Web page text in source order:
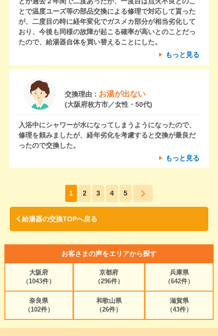
とで温度ユーズ等の部品交換による修理で対応して貰った
が、二度目の時に経年変化でガスメカ部分が相当劣化して
おり、今後も同様の故障が起こる確率が高いとのことだっ
たので、給湯器自体を買い替えることにした。
もっと見る
交換理由： お湯が出ない
(大阪府枚方市／女性・50代)
入浴中にシャワーが水になってしまうようになったので、
修理を頼みましたが、経年劣化を考慮すると交換が最良だ
ったので交換した。
もっと見る
1 2 3 4 5
給湯器の交換TOPへ戻る
お客さまの声をエリアから探す
大阪府
（1043件）
京都府
（296件）
兵庫県
（642件）
奈良県
（102件）
和歌山県
（26件）
滋賀県
（43件）